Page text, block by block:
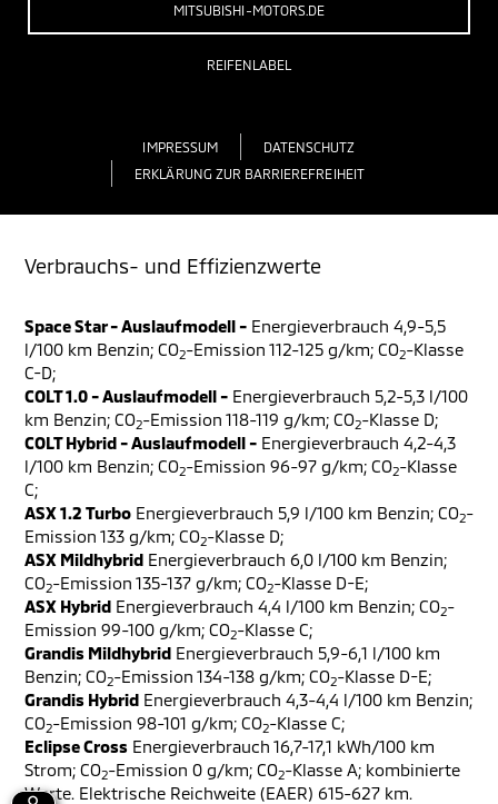
MITSUBISHI-MOTORS.DE
REIFENLABEL
IMPRESSUM
DATENSCHUTZ
ERKLÄRUNG ZUR BARRIEREFREIHEIT
Verbrauchs- und Effizienzwerte
Space Star - Auslaufmodell - Energieverbrauch 4,9-5,5
l/100 km Benzin; CO2-Emission 112-125 g/km; CO2-Klasse
C-D;
COLT 1.0 - Auslaufmodell - Energieverbrauch 5,2-5,3 l/100
km Benzin; CO2-Emission 118-119 g/km; CO2-Klasse D;
COLT Hybrid - Auslaufmodell - Energieverbrauch 4,2-4,3
l/100 km Benzin; CO2-Emission 96-97 g/km; CO2-Klasse
C;
ASX 1.2 Turbo Energieverbrauch 5,9 l/100 km Benzin; CO2-
Emission 133 g/km; CO2-Klasse D;
ASX Mildhybrid Energieverbrauch 6,0 l/100 km Benzin;
CO2-Emission 135-137 g/km; CO2-Klasse D-E;
ASX Hybrid Energieverbrauch 4,4 l/100 km Benzin; CO2-
Emission 99-100 g/km; CO2-Klasse C;
Grandis Mildhybrid Energieverbrauch 5,9-6,1 l/100 km
Benzin; CO2-Emission 134-138 g/km; CO2-Klasse D-E;
Grandis Hybrid Energieverbrauch 4,3-4,4 l/100 km Benzin;
CO2-Emission 98-101 g/km; CO2-Klasse C;
Eclipse Cross Energieverbrauch 16,7-17,1 kWh/100 km
Strom; CO2-Emission 0 g/km; CO2-Klasse A; kombinierte
Werte. Elektrische Reichweite (EAER) 615-627 km.